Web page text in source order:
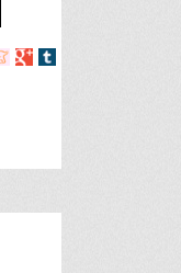
Compartir
Compartir
Compartir